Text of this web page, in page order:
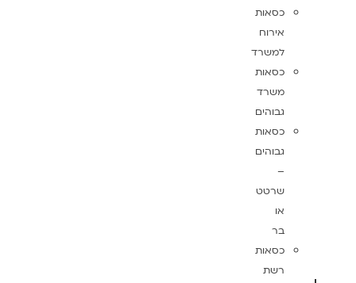
כסאות
אירוח
למשרד
כסאות
משרד
גבוהים
כסאות
גבוהים
–
שרטט
או
בר
כסאות
רשת